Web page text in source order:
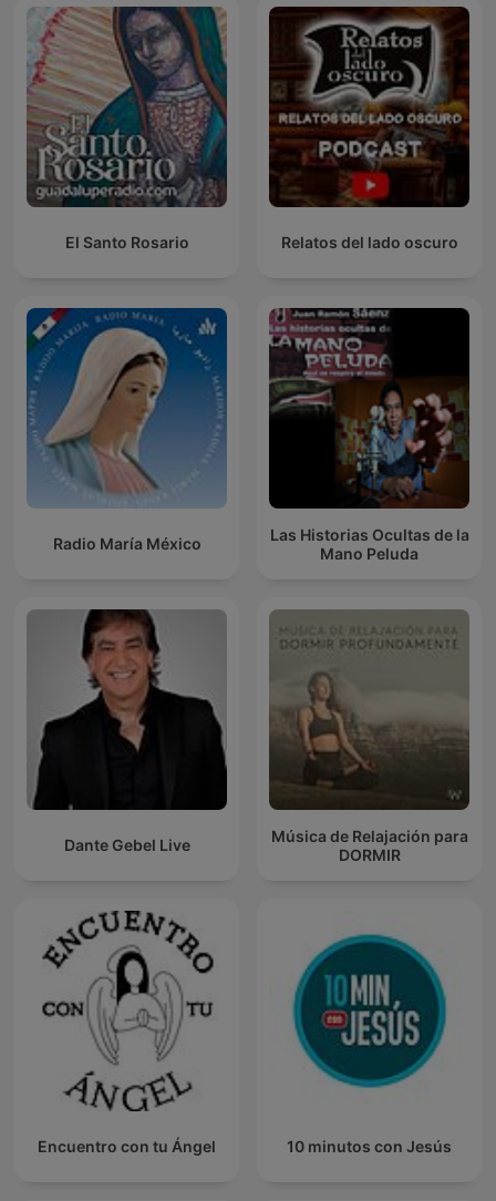
El Santo Rosario Relatos del lado oscuro
Radio María México
Las Historias Ocultas de la
Mano Peluda
Dante Gebel Live
Música de Relajación para
DORMIR
Encuentro con tu Ángel 10 minutos con Jesús